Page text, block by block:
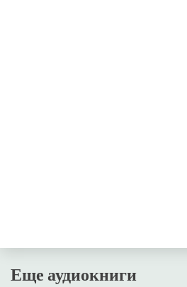
Еще аудиокниги